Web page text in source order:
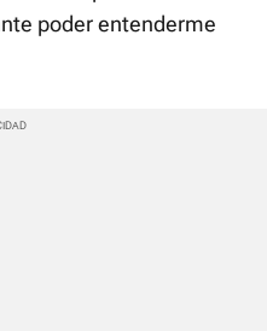
poder entenderme